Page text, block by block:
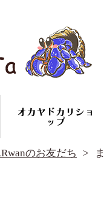
オカヤドカリショ
ップ
DEARwan
のお友だち